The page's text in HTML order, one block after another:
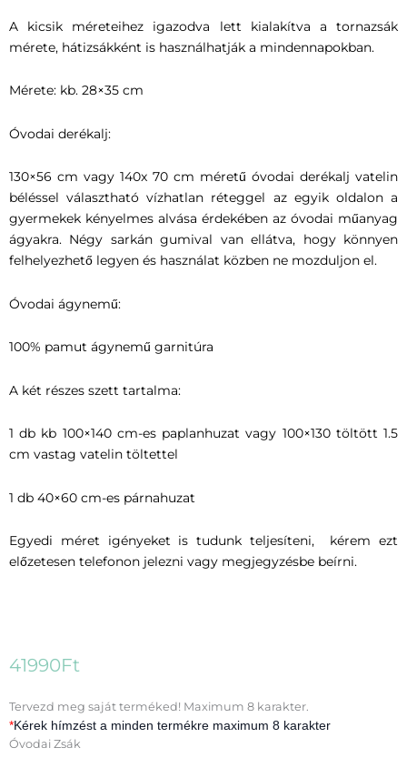
A kicsik méreteihez igazodva lett kialakítva a tornazsák
mérete, hátizsákként is használhatják a mindennapokban.
Mérete: kb. 28×35 cm
Óvodai derékalj:
130×56 cm vagy 140x 70 cm méretű óvodai derékalj vatelin
béléssel választható vízhatlan réteggel az egyik oldalon a
gyermekek kényelmes alvása érdekében az óvodai műanyag
ágyakra. Négy sarkán gumival van ellátva, hogy könnyen
felhelyezhető legyen és használat közben ne mozduljon el.
Óvodai ágynemű:
100% pamut ágynemű garnitúra
A két részes szett tartalma:
1 db kb 100×140 cm-es paplanhuzat vagy 100×130 töltött 1.5
cm vastag vatelin töltettel
1 db 40×60 cm-es párnahuzat
Egyedi méret igényeket is tudunk teljesíteni, kérem ezt
előzetesen telefonon jelezni vagy megjegyzésbe beírni.
41990Ft
Tervezd meg saját terméked! Maximum 8 karakter.
*Kérek hímzést a minden termékre maximum 8 karakter
Óvodai Zsák
Ovis
kezdő
szett